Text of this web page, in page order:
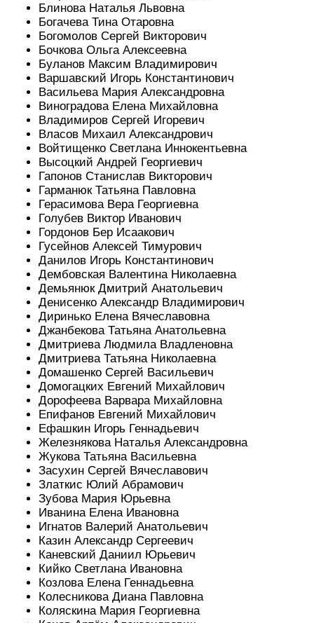
Блинова Наталья Львовна
Богачева Тина Отаровна
Богомолов Сергей Викторович
Бочкова Ольга Алексеевна
Буланов Максим Владимирович
Варшавский Игорь Константинович
Васильева Мария Александровна
Виноградова Елена Михайловна
Владимиров Сергей Игоревич
Власов Михаил Александрович
Войтищенко Светлана Иннокентьевна
Высоцкий Андрей Георгиевич
Гапонов Станислав Викторович
Гарманюк Татьяна Павловна
Герасимова Вера Георгиевна
Голубев Виктор Иванович
Гордонов Бер Исаакович
Гусейнов Алексей Тимурович
Данилов Игорь Константинович
Дембовская Валентина Николаевна
Демьянюк Дмитрий Анатольевич
Денисенко Александр Владимирович
Диринько Елена Вячеславовна
Джанбекова Татьяна Анатольевна
Дмитриева Людмила Владленовна
Дмитриева Татьяна Николаевна
Домашенко Сергей Васильевич
Домогацких Евгений Михайлович
Дорофеева Варвара Михайловна
Епифанов Евгений Михайлович
Ефашкин Игорь Геннадьевич
Железнякова Наталья Александровна
Жукова Татьяна Васильевна
Засухин Сергей Вячеславович
Златкис Юлий Абрамович
Зубова Мария Юрьевна
Иванина Елена Ивановна
Игнатов Валерий Анатольевич
Казин Александр Сергеевич
Каневский Даниил Юрьевич
Кийко Светлана Ивановна
Козлова Елена Геннадьевна
Колесникова Диана Павловна
Коляскина Мария Георгиевна